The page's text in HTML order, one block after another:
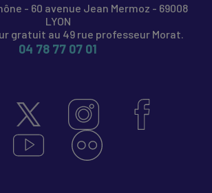
- 60 avenue Jean Mermoz - 69008
LYON
gratuit au 49 rue professeur Morat.
04 78 77 07 01